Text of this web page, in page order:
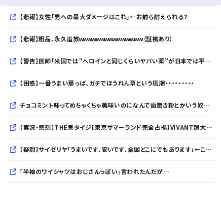
【悲報】女性「男への最大ダメージはこれ」←お前ら耐えられる？
【悲報】粗品、永久追放ｗｗｗｗｗｗｗｗｗｗｗｗｗｗｗ（証拠あり）
【警告】医師「米国では”ヘロインと同じくらいヤバい薬”が日本では平気で処方されてる」
【困惑】一番うまい葉っぱ、ガチでほうれん草という風潮・・・・・・・・・
チョコミント味ってめちゃくちゃ美味いのになんで歯磨き粉とかいう奴がいるの？
【実況・感想】THE鬼タイジ【東京サマーランド完全占拠】VIVANT超大物俳優＆M!LK初参戦 【アンチ・誹謗中傷禁止】
【疑問】サイゼリヤ「うまいです、安いです、全国どこにでもあります」←こいつの弱点
「半袖のワイシャツはおじさんっぽい」言われたんだが…